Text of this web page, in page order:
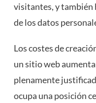
visitantes, y también
de los datos
Los costes de
un sitio web
plenamente
ocupa una posición